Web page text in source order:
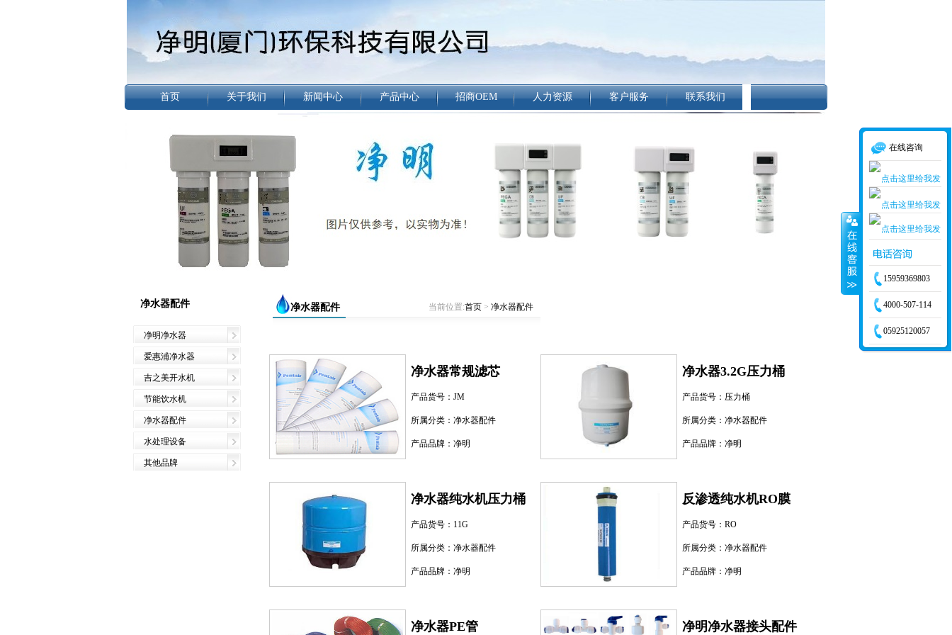
首页 关于我们 新闻中心 产品中心 招商OEM 人力资源 客户服务 联系我们
净水器配件
净明净水器
爱惠浦净水器
吉之美开水机
节能饮水机
净水器配件
水处理设备
其他品牌
当前位置:首页> 净水器配件
净水器配件
净水器常规滤芯
产品货号： JM
所属分类： 净水器配件
产品品牌： 净明
净水器3.2G压力桶
产品货号： 压力桶
所属分类： 净水器配件
产品品牌： 净明
净水器纯水机压力桶
产品货号： 11G
所属分类： 净水器配件
产品品牌： 净明
反渗透纯水机RO膜
产品货号： RO
所属分类： 净水器配件
产品品牌： 净明
净水器PE管 净明净水器接头配件
在线咨询
15959369803
4000-507-114
05925120057